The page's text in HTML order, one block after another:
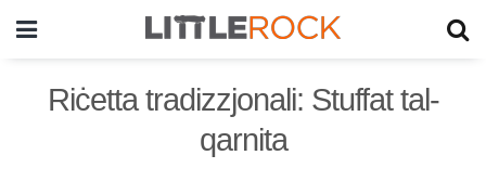
Riċetta tradizzjonali: Stuffat tal-
qarnita